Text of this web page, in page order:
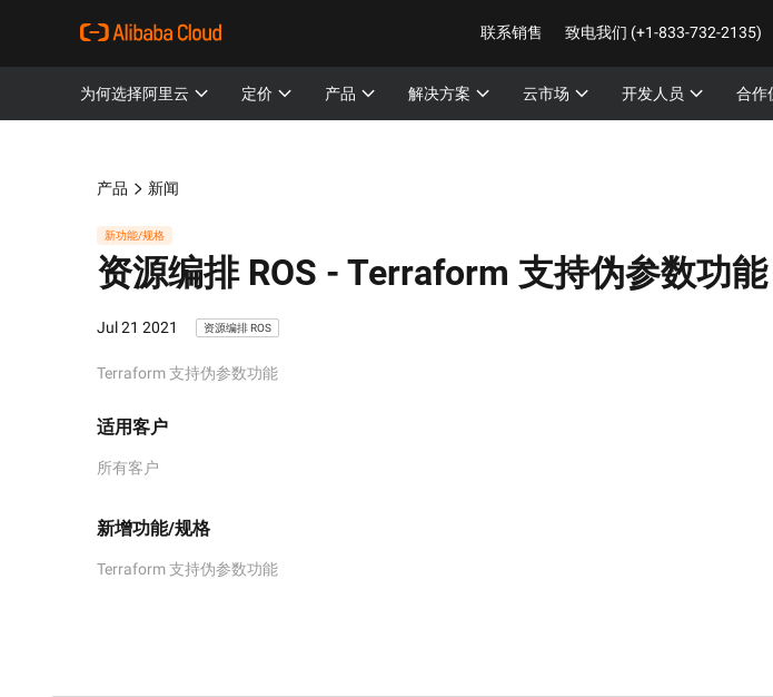
联系销售 致电我们 (+1-833-732-2135)
为何选择阿里云 定价 产品 解决方案 云市场 开发人员 合作
产品 新闻
新功能/规格
资源编排 ROS - Terraform 支持伪参数功能
Jul 21 2021 资源编排 ROS
Terraform 支持伪参数功能
适用客户
所有客户
新增功能/规格
Terraform 支持伪参数功能